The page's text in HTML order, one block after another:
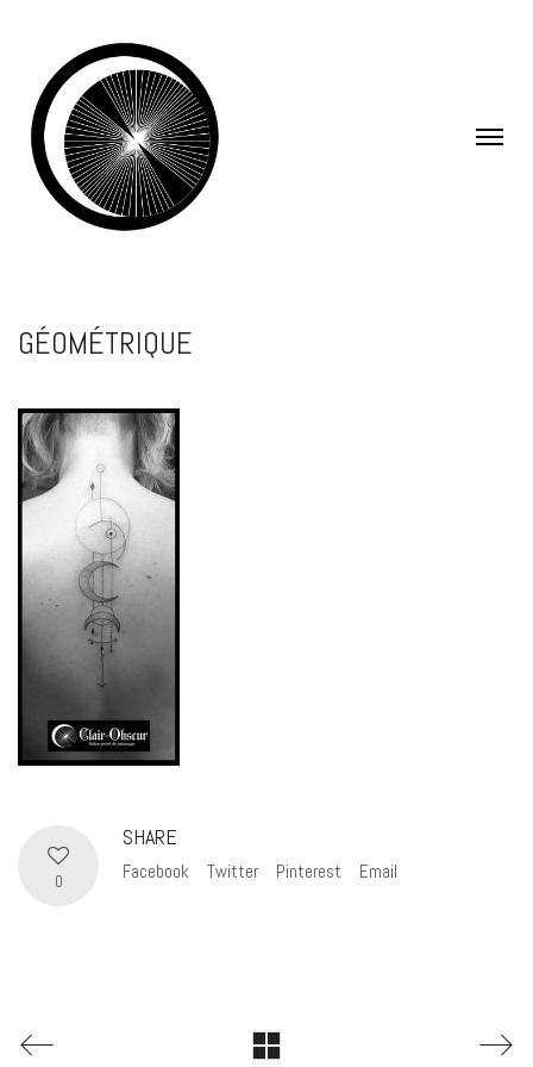
GÉOMÉTRIQUE
0
SHARE
Facebook Twitter Pinterest Email